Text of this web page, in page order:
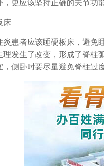
，更应该坚持正确的关节功
床
者应该睡硬板床，避免睡
理发生了改变，形成了脊柱
侧卧时要尽量避免脊柱过